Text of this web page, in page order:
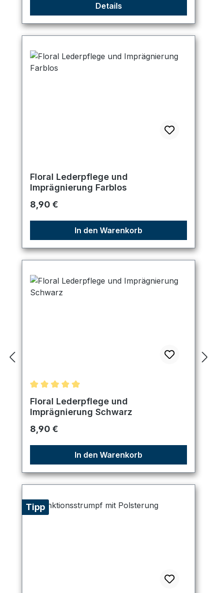
Details
Floral Lederpflege und
Imprägnierung Farblos
Regulärer Preis:
8,90 €
In den Warenkorb
Durchschnittliche Bewertung von 5 von 5 Sternen
Floral Lederpflege und
Imprägnierung Schwarz
Regulärer Preis:
8,90 €
In den Warenkorb
Tipp